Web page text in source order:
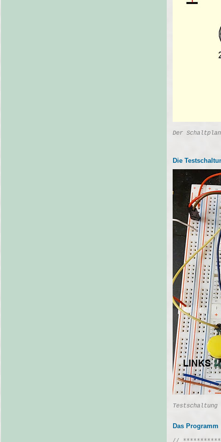
Der Schaltplan
Die
Testschaltung
Das Programm
//